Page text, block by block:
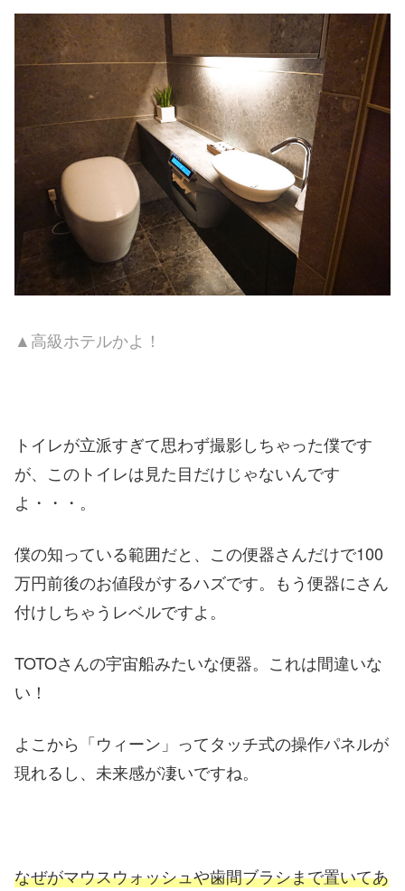
▲高級ホテルかよ！
トイレが立派すぎて思わず撮影しちゃった僕です
が、このトイレは見た目だけじゃないんです
よ・・・。
僕の知っている範囲だと、この便器さんだけで100
万円前後のお値段がするハズです。もう便器にさん
付けしちゃうレベルですよ。
TOTOさんの宇宙船みたいな便器。これは間違いな
い！
よこから「ウィーン」ってタッチ式の操作パネルが
現れるし、未来感が凄いですね。
なぜがマウスウォッシュや歯間ブラシまで置いてあ